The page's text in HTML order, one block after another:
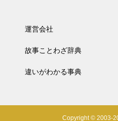
運営会社
故事ことわざ辞典
違いがわかる事典
Copyright © 2003-